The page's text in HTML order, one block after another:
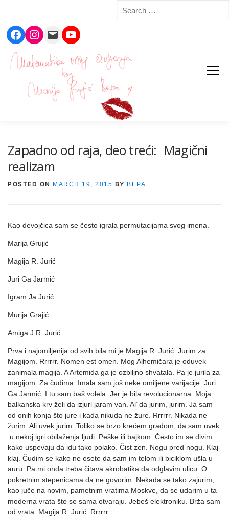
for:
Facebook Instagram Mail YouTube
Skip
Menu
Zapadno od raja, deo treći: Magični
realizam
POSTED ON MARCH 19, 2015 BY BEPA
Kao devojčica sam se često igrala permutacijama svog imena.
Marija Grujić
Magija R. Jurić
Juri Ga Jarmić
Igram Ja Jurić
Murija Grajić
Amiga J.R. Jurić
Prva i najomiljenija od svih bila mi je Magija R. Jurić. Jurim za
Magijom. Rrrrrr. Nomen est omen. Mog Alhemičara je oduvek
zanimala magija. A Artemida ga je ozbiljno shvatala. Pa je jurila za
magijom. Za čudima. Imala sam još neke omiljene varijacije. Juri
Ga Jarmić. I tu sam baš volela. Jer je bila revolucionarna. Moja
balkanska krv želi da izjuri jaram van. Al’ da jurim, jurim. Ja sam
od onih konja što jure i kada nikuda ne žure. Rrrrrr. Nikada ne
žurim. Ali uvek jurim. Toliko se brzo krećem gradom, da sam uvek
u nekoj igri obilaženja ljudi. Peške ili bajkom. Često im se divim
kako uspevaju da idu tako polako. Čist zen. Nogu pred nogu. Klaj-
klaj. Čudim se kako ne osete da sam im telom ili biciklom ušla u
auru. Pa mi onda treba čitava akrobatika da odglavim ulicu. O
pokretnim stepenicama da ne govorim. Nekada se tako zajurim,
kao juče na novim, pametnim vratima Moskve, da se udarim u ta
moderna vrata što se sama otvaraju. Jebeš elektroniku. Brža sam
od vrata. Magija R. Jurić. Rrrrrr.